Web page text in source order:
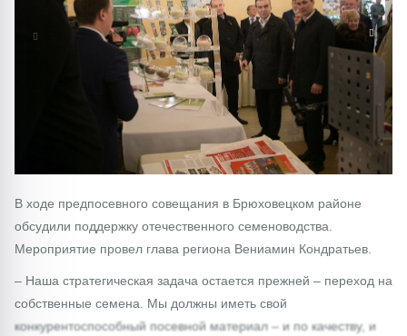
1/0
В ходе предпосевного совещания в Брюховецком районе
обсудили поддержку отечественного семеноводства.
Мероприятие провел глава региона Вениамин Кондратьев.
– Наша стратегическая задача остается прежней – переход на
собственные семена. Мы должны иметь свой
конкурентоспособный посевной материал – и по качеству, и